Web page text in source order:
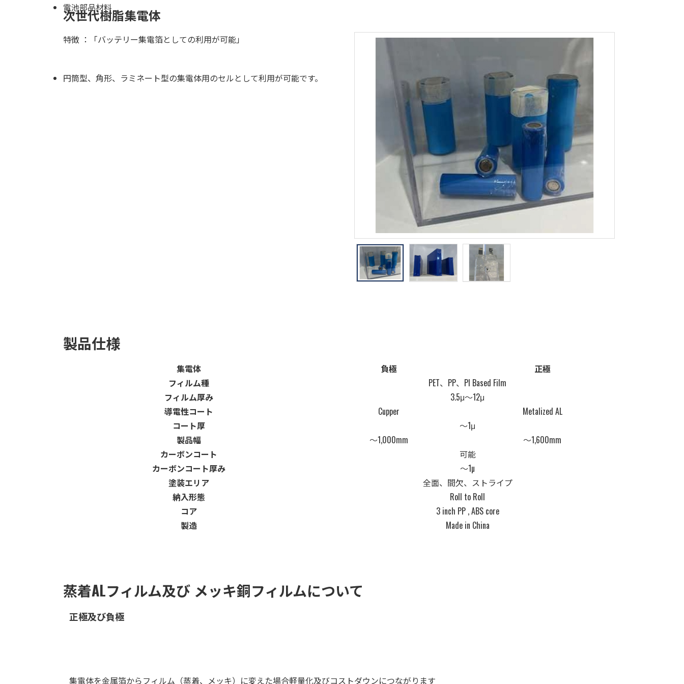
拠点一覧 / 関連会社
機能材 / 意匠材
環境配慮への取組 コンプライアンス
電池部品材料
次世代樹脂集電体
特徴 ：「バッテリー集電箔としての利用が可能」
円筒型、角形、ラミネート型の集電体用のセルとして利用が可能です。
製品仕様
集電体 負極
正極
フィルム種
PET、PP、PI Based Film
フィルム厚み
3.5μ〜12μ
導電性コート
Cupper
Metalized AL
コート厚
～1μ
製品幅
～1,000mm
～1,600mm
カーボンコート
可能
カーボンコート厚み
～1µ
塗装エリア
全面、間欠、ストライプ
納入形態
Roll to Roll
コア
3 inch PP , ABS core
製造
Made in China
蒸着ALフィルム及び メッキ銅フィルムについて
正極及び負極
集電体を金属箔からフィルム（蒸着、メッキ）に変えた場合軽量化及びコストダウンにつながります